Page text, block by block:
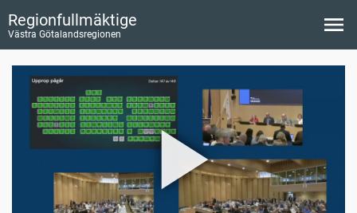
Regionfullmäktige
Västra Götalandsregionen